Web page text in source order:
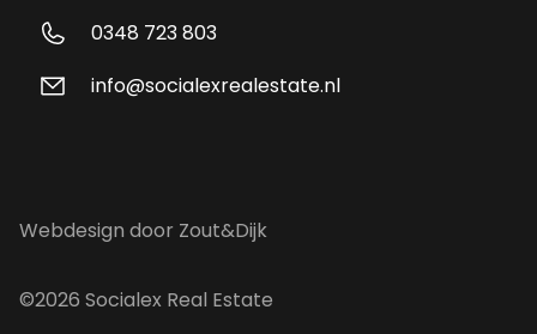
0348 723 803
info@socialexrealestate.nl
Webdesign door Zout&Dijk
©2026 Socialex Real Estate